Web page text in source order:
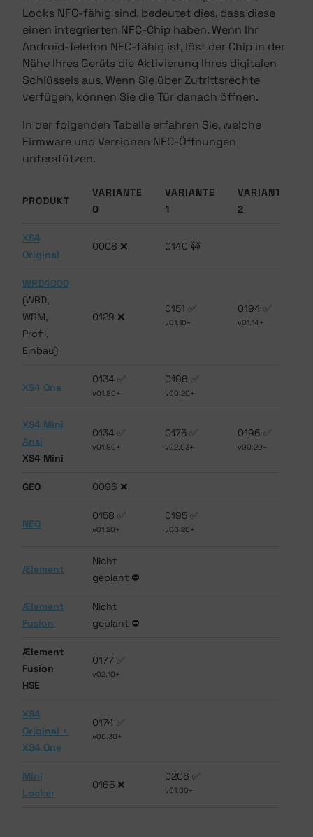
Locks NFC-fähig sind, bedeutet dies, dass diese
einen integrierten NFC-Chip haben. Wenn Ihr
Android-Telefon NFC-fähig ist, löst der Chip in der
Nähe Ihres Geräts die Aktivierung Ihres digitalen
Schlüssels aus. Wenn Sie über Zutrittsrechte
verfügen, können Sie die Tür danach öffnen.
In der folgenden Tabelle erfahren Sie, welche
Firmware und Versionen NFC-Öffnungen
unterstützen.
PRODUKT
VARIANTE
0
VARIANTE
1
VARIANTE
2
XS4
Original
0008 ❌ 0140 🚧
WRD4000
(WRD,
WRM,
Profil,
Einbau)
0129 ❌
0151 ✅
v01.10+
0194 ✅
v01.14+
XS4 One
0134 ✅
v01.80+
0196 ✅
v00.20+
XS4 Mini
Ansi
XS4 Mini
0134 ✅
v01.80+
0175 ✅
v02.03+
0196 ✅
v00.20+
GEO 0096 ❌
NEO
0158 ✅
v01.20+
0195 ✅
v00.20+
Ælement
Nicht
geplant ⛔
Ælement
Fusion
Nicht
geplant ⛔
Ælement
Fusion
HSE
0177 ✅
v02.10+
XS4
Original +
XS4 One
0174 ✅
v00.30+
Mini
Locker
0165 ❌
0206 ✅
v01.00+